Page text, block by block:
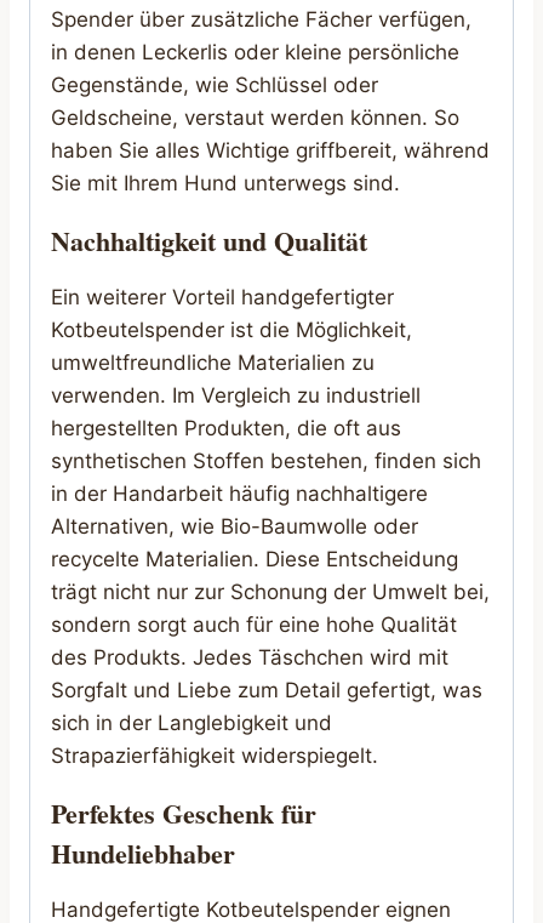
Spender über zusätzliche Fächer verfügen,
in denen Leckerlis oder kleine persönliche
Gegenstände, wie Schlüssel oder
Geldscheine, verstaut werden können. So
haben Sie alles Wichtige griffbereit, während
Sie mit Ihrem Hund unterwegs sind.
Nachhaltigkeit und Qualität
Ein weiterer Vorteil handgefertigter
Kotbeutelspender ist die Möglichkeit,
umweltfreundliche Materialien zu
verwenden. Im Vergleich zu industriell
hergestellten Produkten, die oft aus
synthetischen Stoffen bestehen, finden sich
in der Handarbeit häufig nachhaltigere
Alternativen, wie Bio-Baumwolle oder
recycelte Materialien. Diese Entscheidung
trägt nicht nur zur Schonung der Umwelt bei,
sondern sorgt auch für eine hohe Qualität
des Produkts. Jedes Täschchen wird mit
Sorgfalt und Liebe zum Detail gefertigt, was
sich in der Langlebigkeit und
Strapazierfähigkeit widerspiegelt.
Perfektes Geschenk für
Hundeliebhaber
Handgefertigte Kotbeutelspender eignen